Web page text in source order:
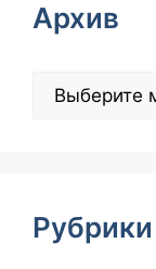
Архив
Рубрики